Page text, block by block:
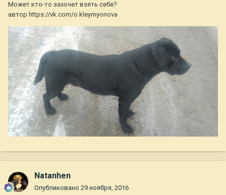
Может кто-то захочет взять себе?
автор https://vk.com/o.kleymyonova
Natanhen
Опубликовано 29 ноября, 2016